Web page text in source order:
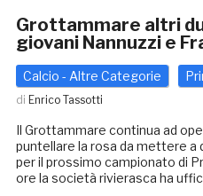
Grottammare altri
giovani Nannuzzi e
Calcio - Altre Categorie
di Enrico Tassotti
Il Grottammare continua ad
puntellare la rosa da mettere a
per il prossimo campionato di
ore la società rivierasca ha